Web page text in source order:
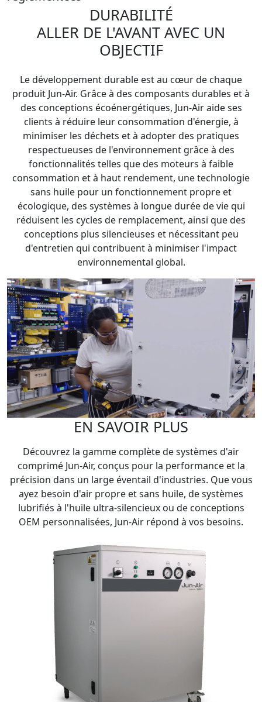
DURABILITÉ
ALLER DE L'AVANT AVEC UN
OBJECTIF
Le développement durable est au cœur de chaque
produit Jun-Air. Grâce à des composants durables et à
des conceptions écoénergétiques, Jun-Air aide ses
clients à réduire leur consommation d'énergie, à
minimiser les déchets et à adopter des pratiques
respectueuses de l'environnement grâce à des
fonctionnalités telles que des moteurs à faible
consommation et à haut rendement, une technologie
sans huile pour un fonctionnement propre et
écologique, des systèmes à longue durée de vie qui
réduisent les cycles de remplacement, ainsi que des
conceptions plus silencieuses et nécessitant peu
d'entretien qui contribuent à minimiser l'impact
environnemental global.
EN SAVOIR PLUS
Découvrez la gamme complète de systèmes d'air
comprimé Jun-Air, conçus pour la performance et la
précision dans un large éventail d'industries. Que vous
ayez besoin d'air propre et sans huile, de systèmes
lubrifiés à l'huile ultra-silencieux ou de conceptions
OEM personnalisées, Jun-Air répond à vos besoins.